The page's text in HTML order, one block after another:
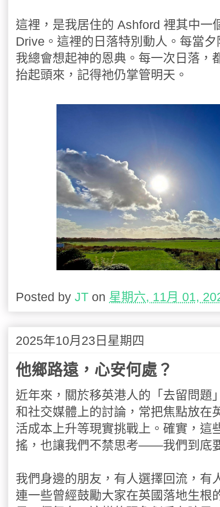
這裡，是我居住的 Ashford 裡其中
Drive。這裡的日落特別動人。每當
我總會想起神的恩典。每一次日落，
抬起頭來，記得祂仍掌管明天。
Posted by JT on 星期六, 11月 01,
2025年10月23日星期四
他鄉路遠，心安何處？
近年來，關於移英港人的「去留問題
和社交媒體上的討論，常把焦點放在
活成本上升等現實挑戰上。確實，這
搖，也讓我們不禁思考——我們到底
我們身邊的朋友，有人選擇回流，有
連一些曾經鼓勵大家在英國落地生根